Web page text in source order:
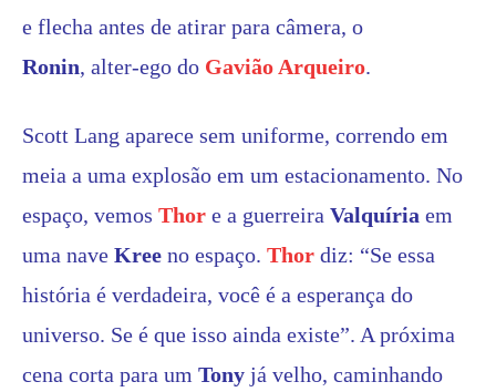
e flecha antes de atirar para câmera, o
Ronin, alter-ego do Gavião Arqueiro.
Scott Lang aparece sem uniforme, correndo em
meia a uma explosão em um estacionamento. No
espaço, vemos Thor e a guerreira Valquíria em
uma nave Kree no espaço. Thor diz: “Se essa
história é verdadeira, você é a esperança do
universo. Se é que isso ainda existe”. A próxima
cena corta para um Tony já velho, caminhando